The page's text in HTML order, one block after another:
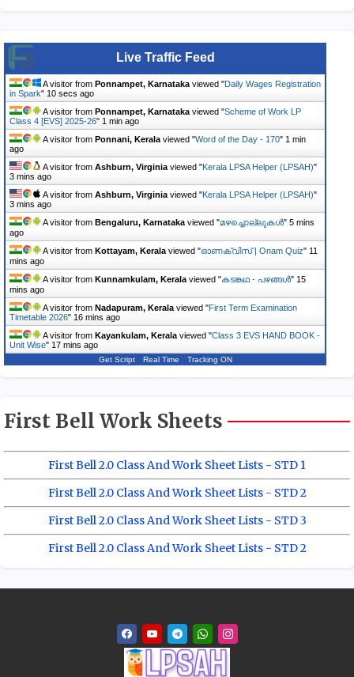
Live Traffic Feed
A visitor from Ponnampet, Karnataka viewed "Daily Wages Registration
in Spark" 11 secs ago
A visitor from Ponnampet, Karnataka viewed "Scheme of Work LP
Class 4 [EVS] 2025-26" 1 min ago
A visitor from Ponnani, Kerala viewed "Word of the Day - 170" 1 min
ago
A visitor from Ashburn, Virginia viewed "Kerala LPSA Helper (LPSAH)"
3 mins ago
A visitor from Ashburn, Virginia viewed "Kerala LPSA Helper (LPSAH)"
3 mins ago
A visitor from Bengaluru, Karnataka viewed "മഴച്ചൊല്ലുകൾ" 5 mins
ago
A visitor from Kottayam, Kerala viewed "ഓണക്വിസ് | Onam Quiz" 11
mins ago
A visitor from Kunnamkulam, Kerala viewed "കടങ്കഥ - പഴങ്ങൾ" 15
mins ago
A visitor from Nadapuram, Kerala viewed "First Term Examination
Timetable 2026" 17 mins ago
A visitor from Kayankulam, Kerala viewed "Class 3 EVS HAND BOOK -
Unit Wise" 17 mins ago
Get Script Real Time Tracking ON
First Bell Work Sheets
First Bell 2.0 Class And Work Sheet Lists - STD 1
First Bell 2.0 Class And Work Sheet Lists - STD 2
First Bell 2.0 Class And Work Sheet Lists - STD 3
First Bell 2.0 Class And Work Sheet Lists - STD 2